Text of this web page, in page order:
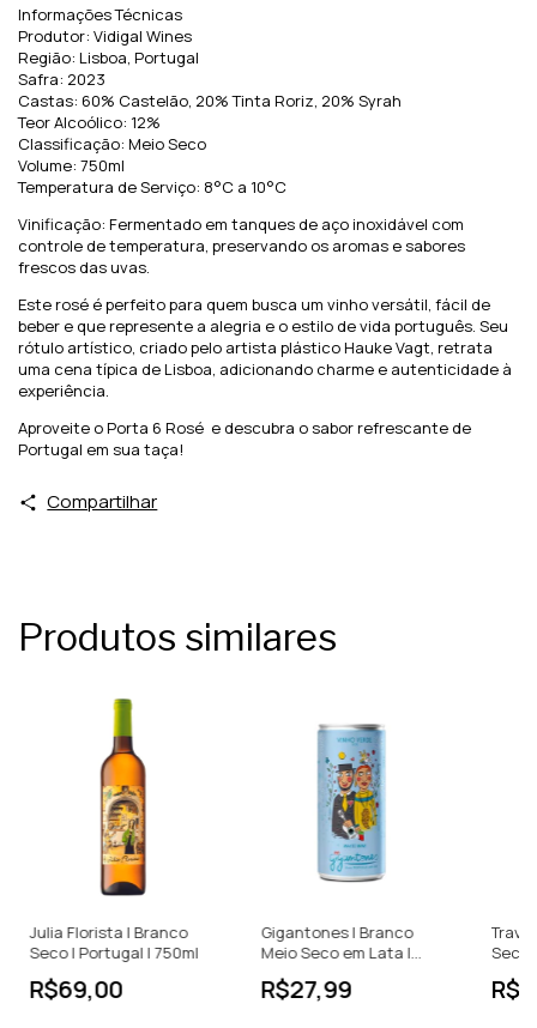
Informações Técnicas
Produtor: Vidigal Wines
Região: Lisboa, Portugal
Safra: 2023
Castas: 60% Castelão, 20% Tinta Roriz, 20% Syrah
Teor Alcoólico: 12%
Classificação: Meio Seco
Volume: 750ml
Temperatura de Serviço: 8°C a 10°C
Vinificação: Fermentado em tanques de aço inoxidável com
controle de temperatura, preservando os aromas e sabores
frescos das uvas.
Este rosé é perfeito para quem busca um vinho versátil, fácil de
beber e que represente a alegria e o estilo de vida português. Seu
rótulo artístico, criado pelo artista plástico Hauke Vagt, retrata
uma cena típica de Lisboa, adicionando charme e autenticidade à
experiência.
Aproveite o Porta 6 Rosé e descubra o sabor refrescante de
Portugal em sua taça!
Compartilhar
Produtos similares
Julia Florista | Branco
Seco | Portugal | 750ml
R$69,00
Gigantones | Branco
Meio Seco em Lata |
Vinho Verde | Portugal |
250ml
R$27,99
Seco
750ml